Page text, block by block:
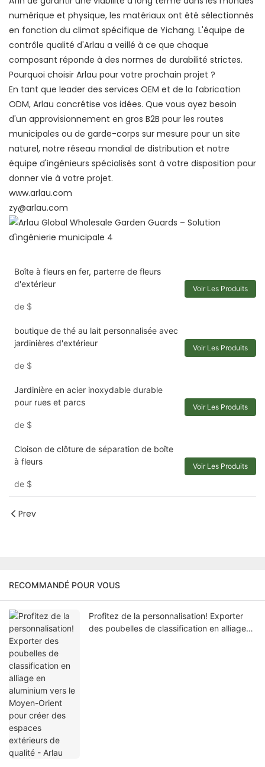
numérique et physique, les matériaux ont été sélectionnés
en fonction du climat spécifique de Yichang. L'équipe de
contrôle qualité d'Arlau a veillé à ce que chaque
composant réponde à des normes de durabilité strictes.
Pourquoi choisir Arlau pour votre prochain projet ?
En tant que leader des services OEM et de la fabrication
ODM, Arlau concrétise vos idées. Que vous ayez besoin
d'un approvisionnement en gros B2B pour les routes
municipales ou de garde-corps sur mesure pour un site
naturel, notre réseau mondial de distribution et notre
équipe d'ingénieurs spécialisés sont à votre disposition pour
donner vie à votre projet.
www.arlau.com
zy@arlau.com
Boîte à fleurs en fer, parterre de fleurs
d'extérieur
de $
Voir Les Produits
boutique de thé au lait personnalisée avec
jardinières d'extérieur
de $
Voir Les Produits
Jardinière en acier inoxydable durable
pour rues et parcs
de $
Voir Les Produits
Cloison de clôture de séparation de boîte
à fleurs
de $
Voir Les Produits
Prev
RECOMMANDÉ POUR VOUS
Profitez de la personnalisation! Exporter
des poubelles de classification en alliage